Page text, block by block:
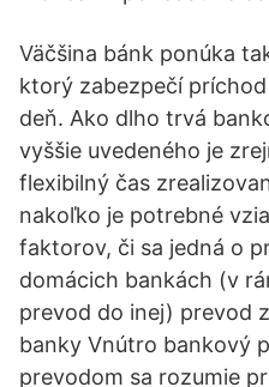
Väčšina bánk ponúka
ktorý zabezpečí
deň. Ako dlho trvá
vyššie uvedeného je
flexibilný čas
nakoľko je potrebné
faktorov, či sa jedná o
domácich bankách (v
prevod do inej) prevod
banky Vnútro bankový
prevodom sa rozumie